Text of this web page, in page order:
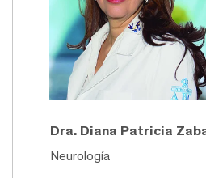
Dra. Diana Patricia
Neurología